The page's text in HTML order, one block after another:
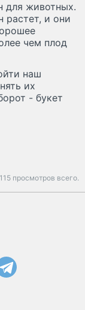
для животных.
растет, и они
чем плод
наш
их
- букет
115 просмотров всего.